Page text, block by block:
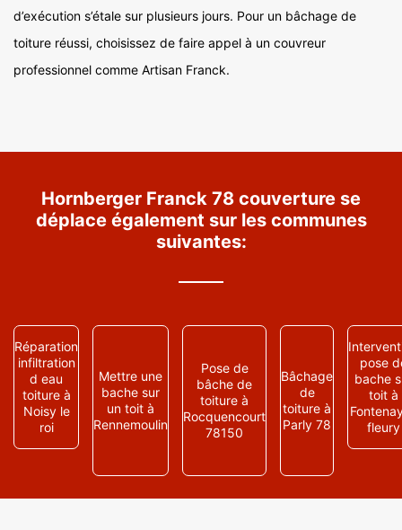
d’exécution s’étale sur plusieurs jours. Pour un bâchage de
toiture réussi, choisissez de faire appel à un couvreur
professionnel comme Artisan Franck.
Hornberger Franck 78 couverture se
déplace également sur les communes
suivantes:
Réparation
infiltration
d eau
toiture à
Noisy le
roi
Mettre une
bache sur
un toit à
Rennemoulin
Pose de
bâche de
toiture à
Rocquencourt
78150
Bâchage
de
toiture à
Parly 78
pose
bache
toit à
fleury